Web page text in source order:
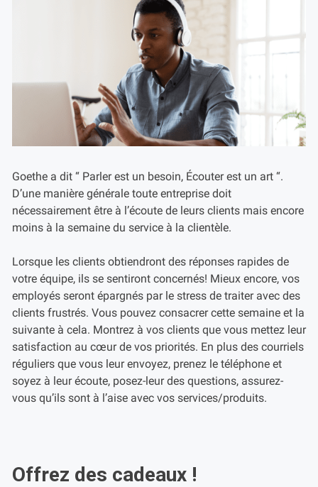
Goethe a dit “ Parler est un besoin, Écouter est un art “.
D’une manière générale toute entreprise doit
nécessairement être à l’écoute de leurs clients mais encore
moins à la semaine du service à la clientèle.
Lorsque les clients obtiendront des réponses rapides de
votre équipe, ils se sentiront concernés! Mieux encore, vos
employés seront épargnés par le stress de traiter avec des
clients frustrés. Vous pouvez consacrer cette semaine et la
suivante à cela. Montrez à vos clients que vous mettez leur
satisfaction au cœur de vos priorités. En plus des courriels
réguliers que vous leur envoyez, prenez le téléphone et
soyez à leur écoute, posez-leur des questions, assurez-
vous qu’ils sont à l’aise avec vos services/produits.
Offrez des cadeaux !